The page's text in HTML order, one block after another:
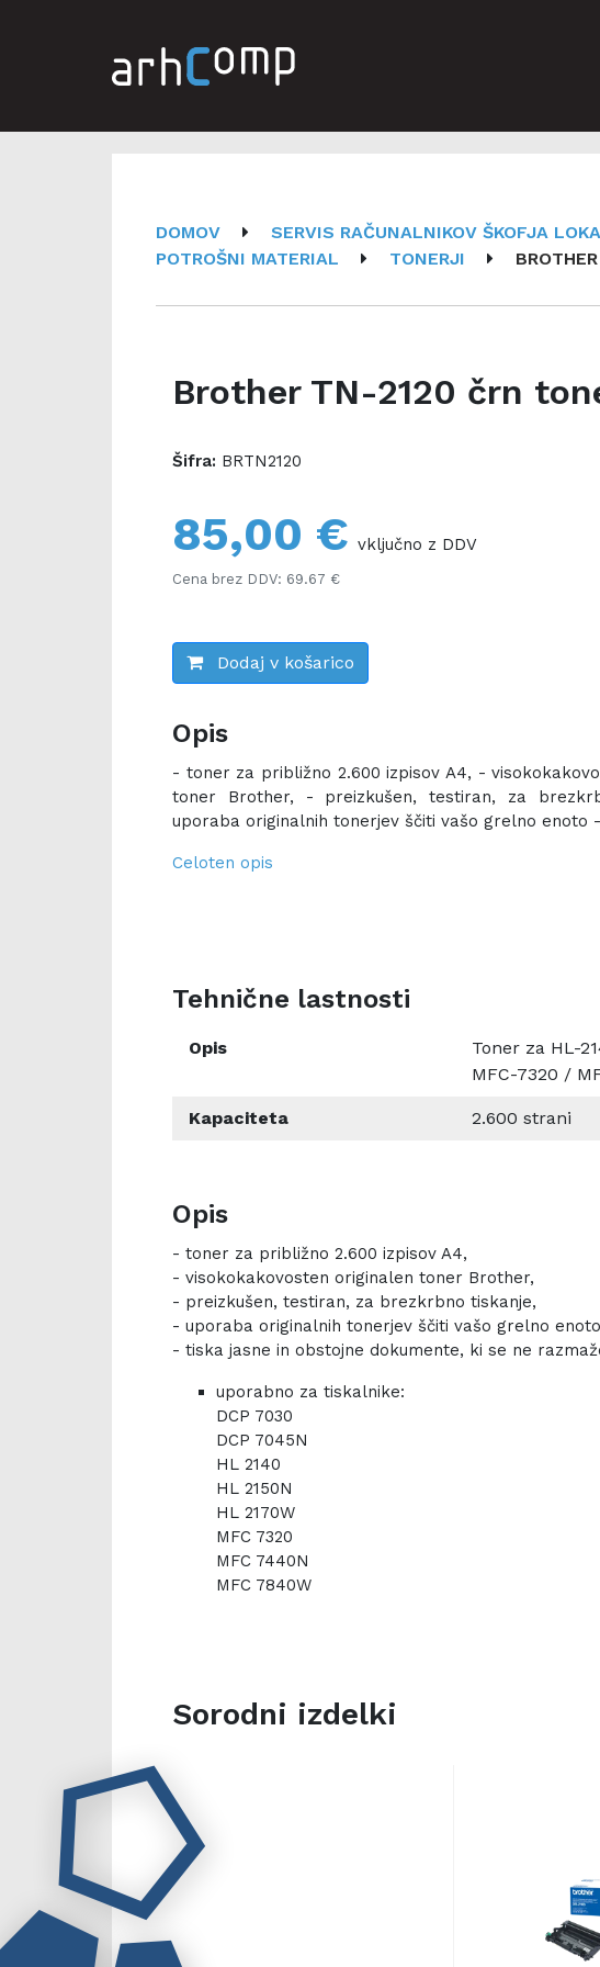
DOMOV SERVIS RAČUNALNIKOV ŠKOFJA
POTROŠNI MATERIAL
TONERJI
Brother TN-2120 črn
Šifra: BRTN2120
85,00 € vključno z DDV
Cena brez DDV: 69.67 €
Dodaj v košarico
Opis
- toner za približno 2.600 izpisov A4, -
toner Brother, - preizkušen, testiran, za
uporaba originalnih tonerjev ščiti vašo grelno enoto
Celoten opis
Tehnične lastnosti
Opis
Toner za HL-
MFC-7320 /
Kapaciteta 2.600 strani
Opis
- toner za približno 2.600 izpisov A4,
- visokokakovosten originalen toner Brother,
- preizkušen, testiran, za brezkrbno tiskanje,
- uporaba originalnih tonerjev ščiti vašo grelno enoto
- tiska jasne in obstojne dokumente, ki se ne
uporabno za tiskalnike:
DCP 7030
DCP 7045N
HL 2140
HL 2150N
HL 2170W
MFC 7320
MFC 7440N
MFC 7840W
Sorodni izdelki